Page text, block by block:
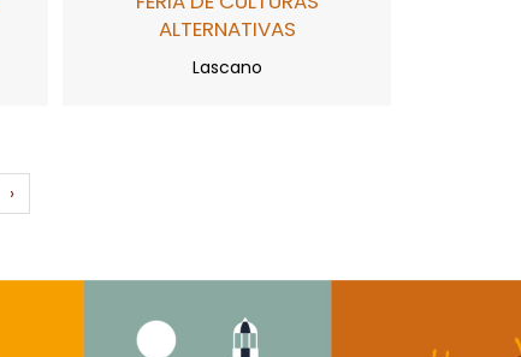
ALTERNATIVAS
Lascano
›